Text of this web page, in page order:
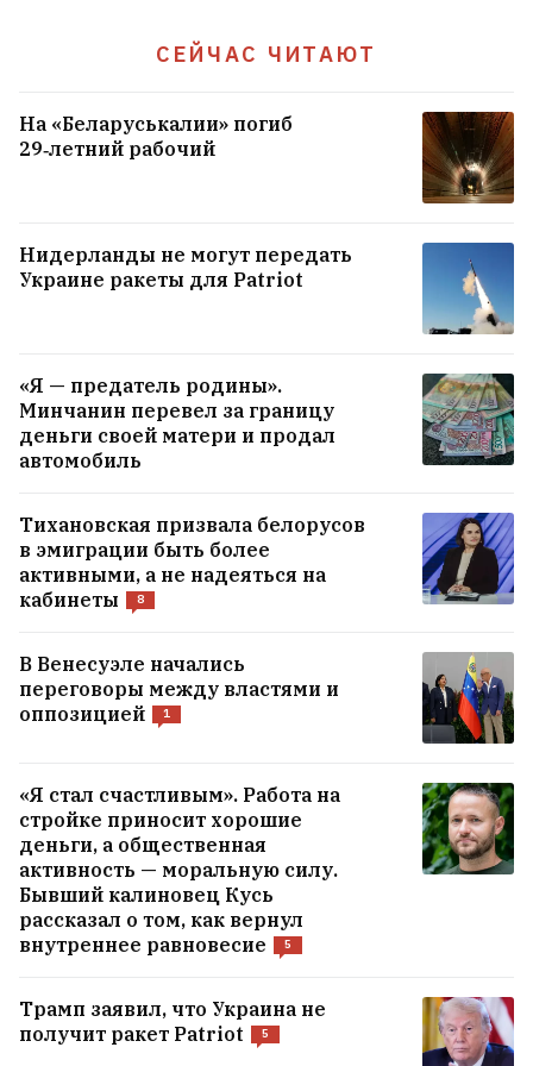
СЕЙЧАС ЧИТАЮТ
На «Беларуськалии» погиб
29‑летний рабочий
Нидерланды не могут передать
Украине ракеты для Patriot
«Я — предатель родины».
Минчанин перевел за границу
деньги своей матери и продал
автомобиль
Тихановская призвала белорусов
в эмиграции быть более
активными, а не надеяться на
кабинеты
8
В Венесуэле начались
переговоры между властями и
оппозицией
1
«Я стал счастливым». Работа на
стройке приносит хорошие
деньги, а общественная
активность — моральную силу.
Бывший калиновец Кусь
рассказал о том, как вернул
внутреннее равновесие
5
Трамп заявил, что Украина не
получит ракет Patriot
5
Статкевич: Если снова начнутся
массовые протесты, они уже не
будут такими мирными, как в
2020‑м. А ЕС правильно перестал
52
На годовщину великого
Вильнюсе пройдут марш с
барабанщиками, забег и концерт
9